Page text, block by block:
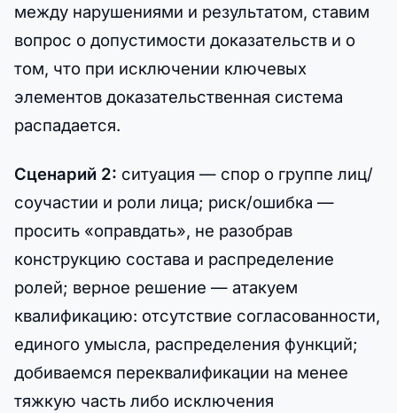
между нарушениями и результатом, ставим
вопрос о допустимости доказательств и о
том, что при исключении ключевых
элементов доказательственная система
распадается.
Сценарий 2: ситуация — спор о группе лиц/
соучастии и роли лица; риск/ошибка —
просить «оправдать», не разобрав
конструкцию состава и распределение
ролей; верное решение — атакуем
квалификацию: отсутствие согласованности,
единого умысла, распределения функций;
добиваемся переквалификации на менее
тяжкую часть либо исключения